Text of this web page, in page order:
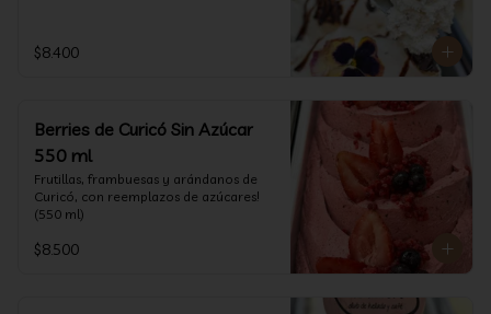
$8.400
Berries de Curicó Sin Azúcar
550 ml
Frutillas, frambuesas y arándanos de
Curicó, con reemplazos de azúcares!
(550 ml)
$8.500